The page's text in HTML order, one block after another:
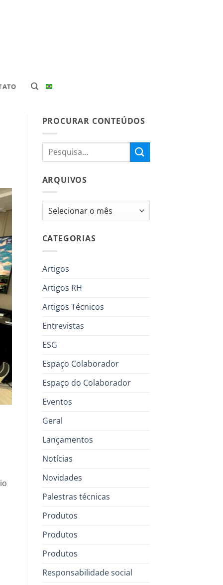
PROCURAR CONTEÚDOS
ARQUIVOS
Arquivos
CATEGORIAS
Artigos
Artigos RH
Artigos Técnicos
Entrevistas
ESG
Espaço Colaborador
Espaço do Colaborador
Eventos
Geral
Lançamentos
Notícias
Novidades
Palestras técnicas
Produtos
Produtos
Produtos
Responsabilidade social